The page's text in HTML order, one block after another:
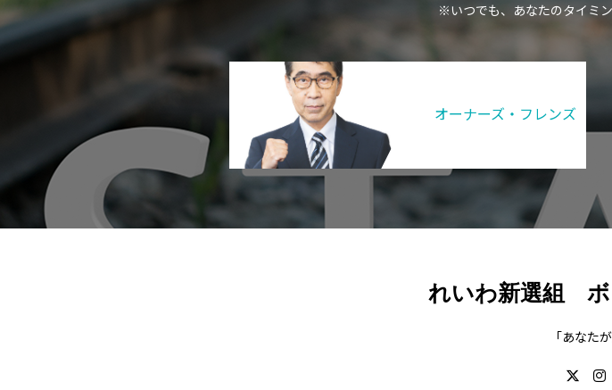
※いつでも、あなたのタイミ
オーナーズ・フレンズ
れいわ新選組 ボ
「あなた